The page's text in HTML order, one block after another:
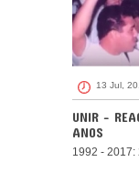
13 Jul,
UNIR -
ANOS
1992 - 2017: